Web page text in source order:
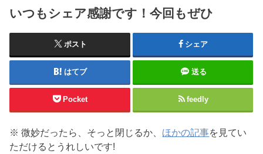
いつもシェア感謝です！今回もぜひ
ポスト シェア
はてブ 送る
Pocket feedly
※ 微妙だったら、そっと閉じるか、 ほかの記事を見てい
ただけるとうれしいです!